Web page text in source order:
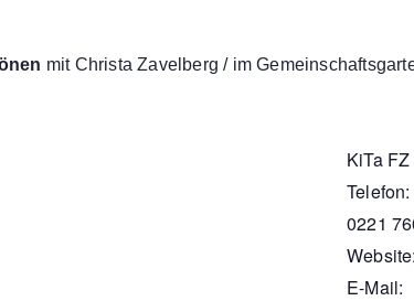
mit Christa Zavelberg / im
KiTa
Telefon:
0221
Website:
E-Mail: